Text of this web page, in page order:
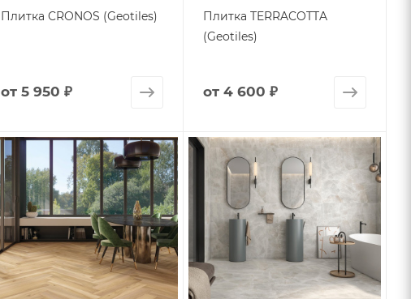
Плитка CRONOS (Geotiles)
от 5 950 ₽
Плитка TERRACOTTA
(Geotiles)
от4 600 ₽